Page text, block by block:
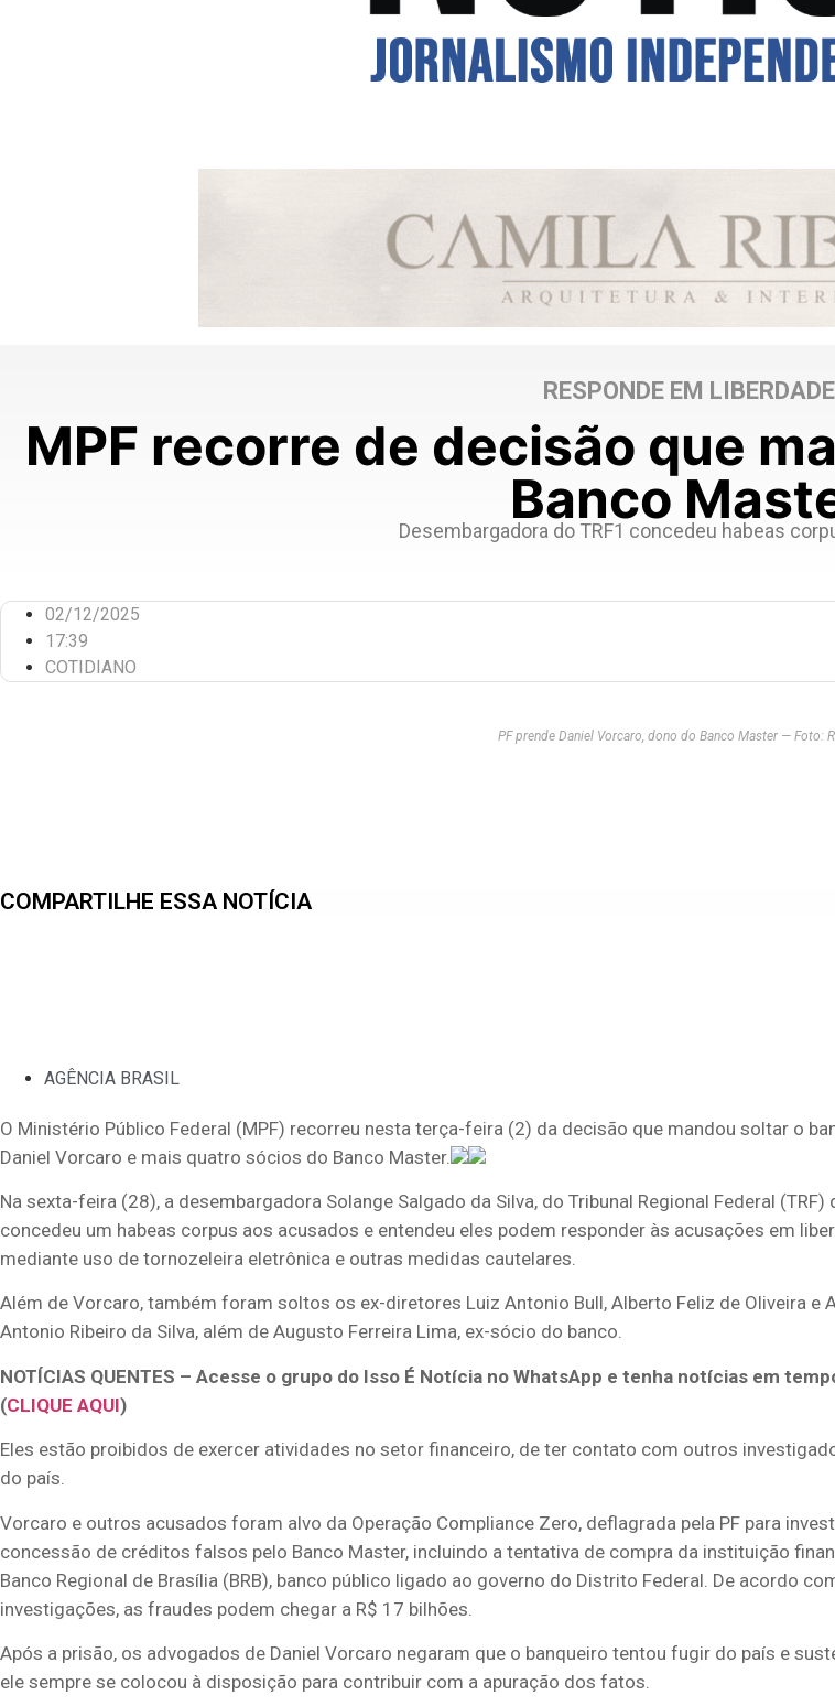
RESPONDE EM LIBERDADE
MPF recorre de decisão que
Banco
Desembargadora do TRF1 concedeu habeas
02/12/2025
17:39
COTIDIANO
PF prende Daniel Vorcaro, dono do Banco Master — Foto:
COMPARTILHE ESSA NOTÍCIA
AGÊNCIA BRASIL
O Ministério Público Federal (MPF) recorreu nesta terça-feira (2) da decisão que mandou soltar o
Daniel Vorcaro e mais quatro sócios do Banco Master.
Na sexta-feira (28), a desembargadora Solange Salgado da Silva, do Tribunal Regional Federal (TRF)
concedeu um habeas corpus aos acusados e entendeu eles podem responder às acusações em
mediante uso de tornozeleira eletrônica e outras medidas cautelares.
Além de Vorcaro, também foram soltos os ex-diretores Luiz Antonio Bull, Alberto Feliz de Oliveira e
Antonio Ribeiro da Silva, além de Augusto Ferreira Lima, ex-sócio do banco.
NOTÍCIAS QUENTES – Acesse o grupo do Isso É Notícia no WhatsApp e tenha notícias em
(CLIQUE AQUI)
Eles estão proibidos de exercer atividades no setor financeiro, de ter contato com outros
do país.
Vorcaro e outros acusados foram alvo da Operação Compliance Zero, deflagrada pela PF para
concessão de créditos falsos pelo Banco Master, incluindo a tentativa de compra da instituição
Banco Regional de Brasília (BRB), banco público ligado ao governo do Distrito Federal. De acordo
investigações, as fraudes podem chegar a R$ 17 bilhões.
Após a prisão, os advogados de Daniel Vorcaro negaram que o banqueiro tentou fugir do país e
ele sempre se colocou à disposição para contribuir com a apuração dos fatos.